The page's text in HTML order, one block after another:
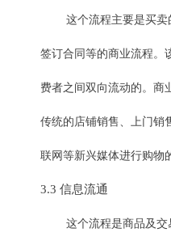
这个流程主要是买卖
签订合同等的商业流程。
费者之间双向流动的。商
传统的店铺销售、上门销
联网等新兴媒体进行购物
3.3 信息流通
这个流程是商品及